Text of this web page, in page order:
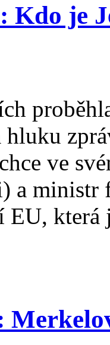
Kdo je
ve
a ministr
EU, která